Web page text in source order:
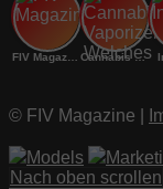
FIV Magazine Cannabis Vaporizer: Welches
© FIV Magazine |
Models
Nach oben scrollen